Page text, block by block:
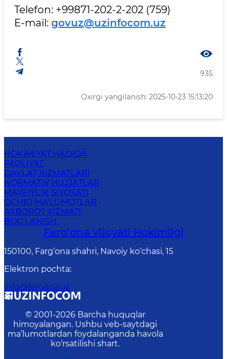
Telefon: +99871-202-2-202 (759)
E-mail: govuz@uzinfocom.uz
935
Oxirgi yangilanish: 2025-10-23 15:13:20
HOKIMIYAT HAQIDA
FAOLIYAT
DAVLAT XIZMATLARI
NORMATIV HUJJATLAR
MAXFIYLIK SIYOSATI
OCHIQ MA'LUMOTLAR
AXBOROT XIZMATI
BOG‘LANISH
Farg‘оnа Vilоyati Hоkimligi
150100, Fаrg‘оnа shаhri, Nаvоiy ko‘chаsi, 15
Elektron pochta:
info@fergana.uz
© 2001-2026 Barcha huquqlar
himoyalangan. Ushbu veb-saytdagi
ma’lumotlardan foydalanganda havola
ko‘rsatilishi shart.